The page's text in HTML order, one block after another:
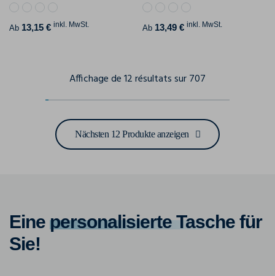
Ab 13,15 € inkl. MwSt. Ab 13,49 € inkl. MwSt.
Affichage de 12 résultats sur 707
Nächsten 12 Produkte anzeigen
Eine personalisierte Tasche für
Sie!